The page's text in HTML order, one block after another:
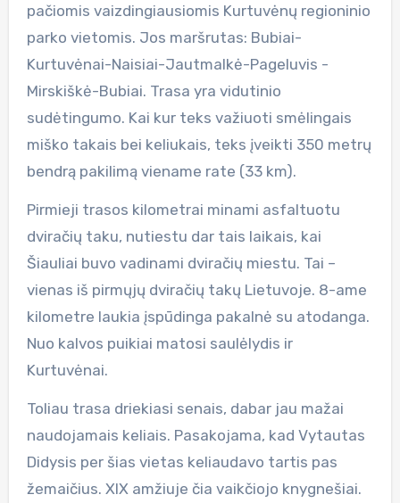
pačiomis vaizdingiausiomis Kurtuvėnų regioninio
parko vietomis. Jos maršrutas: Bubiai-
Kurtuvėnai-Naisiai-Jautmalkė-Pageluvis -
Mirskiškė-Bubiai. Trasa yra vidutinio
sudėtingumo. Kai kur teks važiuoti smėlingais
miško takais bei keliukais, teks įveikti 350 metrų
bendrą pakilimą viename rate (33 km).
Pirmieji trasos kilometrai minami asfaltuotu
dviračių taku, nutiestu dar tais laikais, kai
Šiauliai buvo vadinami dviračių miestu. Tai –
vienas iš pirmųjų dviračių takų Lietuvoje. 8-ame
kilometre laukia įspūdinga pakalnė su atodanga.
Nuo kalvos puikiai matosi saulėlydis ir
Kurtuvėnai.
Toliau trasa driekiasi senais, dabar jau mažai
naudojamais keliais. Pasakojama, kad Vytautas
Didysis per šias vietas keliaudavo tartis pas
žemaičius. XIX amžiuje čia vaikčiojo knygnešiai.